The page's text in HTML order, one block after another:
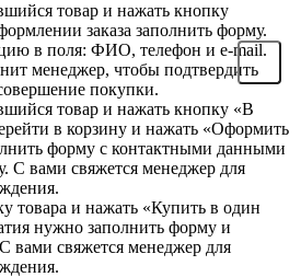
товар и нажать кнопку
заказа заполнить форму.
в поля: ФИО, телефон и e-mail.
менеджер, чтобы подтвердить
покупки.
товар и нажать кнопку «В
в корзину и нажать «Оформить
форму с контактными данными
С вами свяжется менеджер для
товара и нажать «Купить в один
нужно заполнить форму и
вами свяжется менеджер для